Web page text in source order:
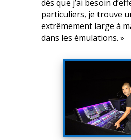
dès que j’ai besoin
particuliers, je trouve
extrêmement large à
dans les émulations. »